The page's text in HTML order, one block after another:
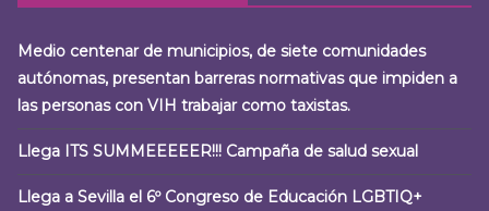
Medio centenar de municipios, de siete comunidades
autónomas, presentan barreras normativas que impiden a
las personas con VIH trabajar como taxistas.
Llega ITS SUMMEEEEER!!! Campaña de salud sexual
Llega a Sevilla el 6º Congreso de Educación LGBTIQ+